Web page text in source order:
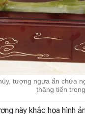
tượng ngựa ẩn chứa
thăng tiến
này khắc họa hình